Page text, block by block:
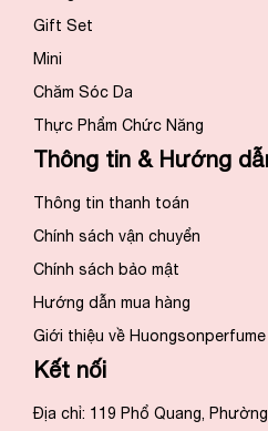
Gift Set
Mini
Chăm Sóc Da
Thực Phẩm Chức Năng
Thông tin & Hướng
Thông tin thanh toán
Chính sách vận chuyển
Chính sách bảo mật
Hướng dẫn mua hàng
Giới thiệu về Huongsonperfume
Kết nối
Địa chỉ: 119 Phổ Quang,